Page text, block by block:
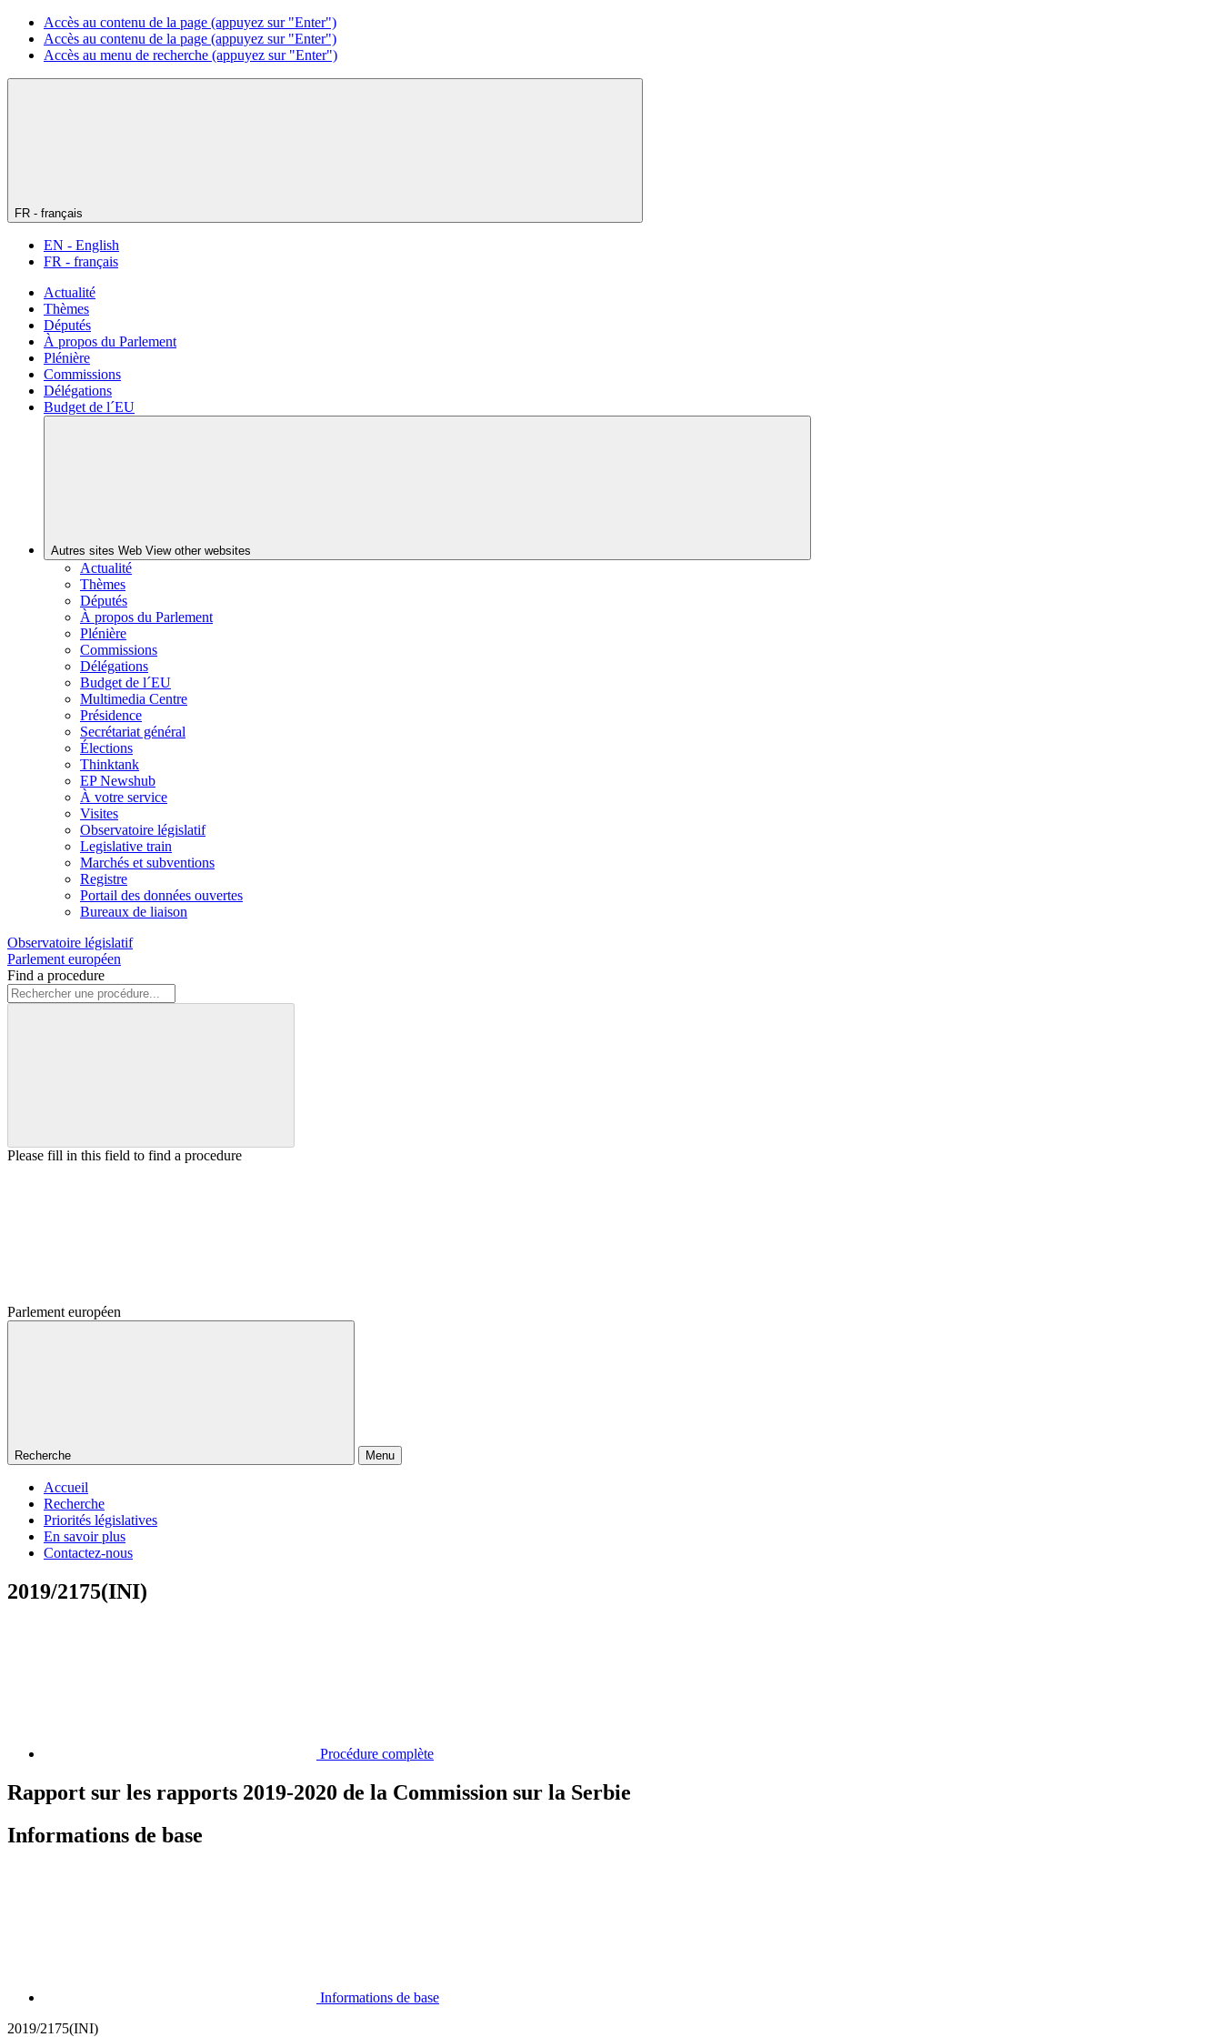
Accès au contenu de la page (appuyez sur "Enter")
Accès au contenu de la page (appuyez sur "Enter")
Accès au menu de recherche (appuyez sur "Enter")
FR - français
EN - English
FR - français
Actualité
Thèmes
Députés
À propos du Parlement
Plénière
Commissions
Délégations
Budget de l´EU
Autres sites Web View other websites
Actualité
Thèmes
Députés
À propos du Parlement
Plénière
Commissions
Délégations
Budget de l´EU
Multimedia Centre
Présidence
Secrétariat général
Élections
Thinktank
EP Newshub
À votre service
Visites
Observatoire législatif
Legislative train
Marchés et subventions
Registre
Portail des données ouvertes
Bureaux de liaison
Observatoire législatif
Parlement européen
Find a procedure
Please fill in this field to find a procedure
Parlement européen
Recherche Menu
Accueil
Recherche
Priorités législatives
En savoir plus
Contactez-nous
2019/2175(INI)
Procédure complète
Rapport sur les rapports 2019-2020 de la Commission sur la Serbie
Informations de base
Informations de base
2019/2175(INI)